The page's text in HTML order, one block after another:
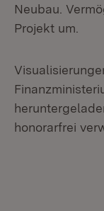
Neubau.
Projekt um.
honorarfrei